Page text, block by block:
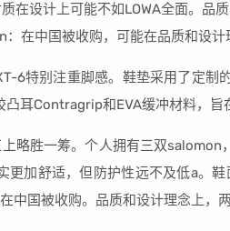
在设计上可能不如LOWA全面。品
在中国被收购，可能在品质和设计
6特别注重脚感。鞋垫采用了定制
耳Contragrip和EVA缓冲材料，旨
略胜一筹。个人拥有三双salomon
更加舒适，但防护性远不及低a。
中国被收购。品质和设计理念上，两